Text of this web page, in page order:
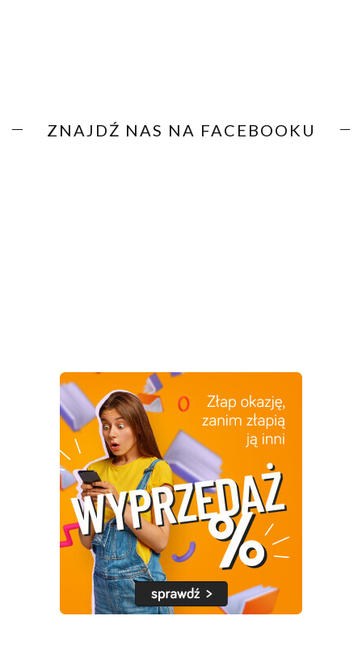
ZNAJDŹ NAS NA FACEBOOKU